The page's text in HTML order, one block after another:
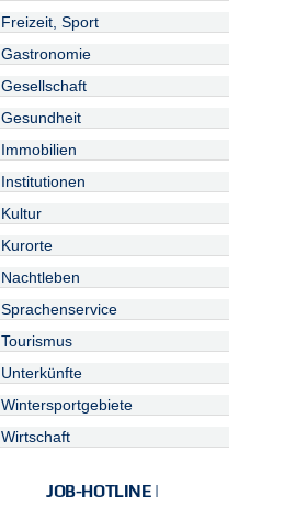
Freizeit, Sport
Gastronomie
Gesellschaft
Gesundheit
Immobilien
Institutionen
Kultur
Kurorte
Nachtleben
Sprachenservice
Tourismus
Unterkünfte
Wintersportgebiete
Wirtschaft
JOB-HOTLINE |